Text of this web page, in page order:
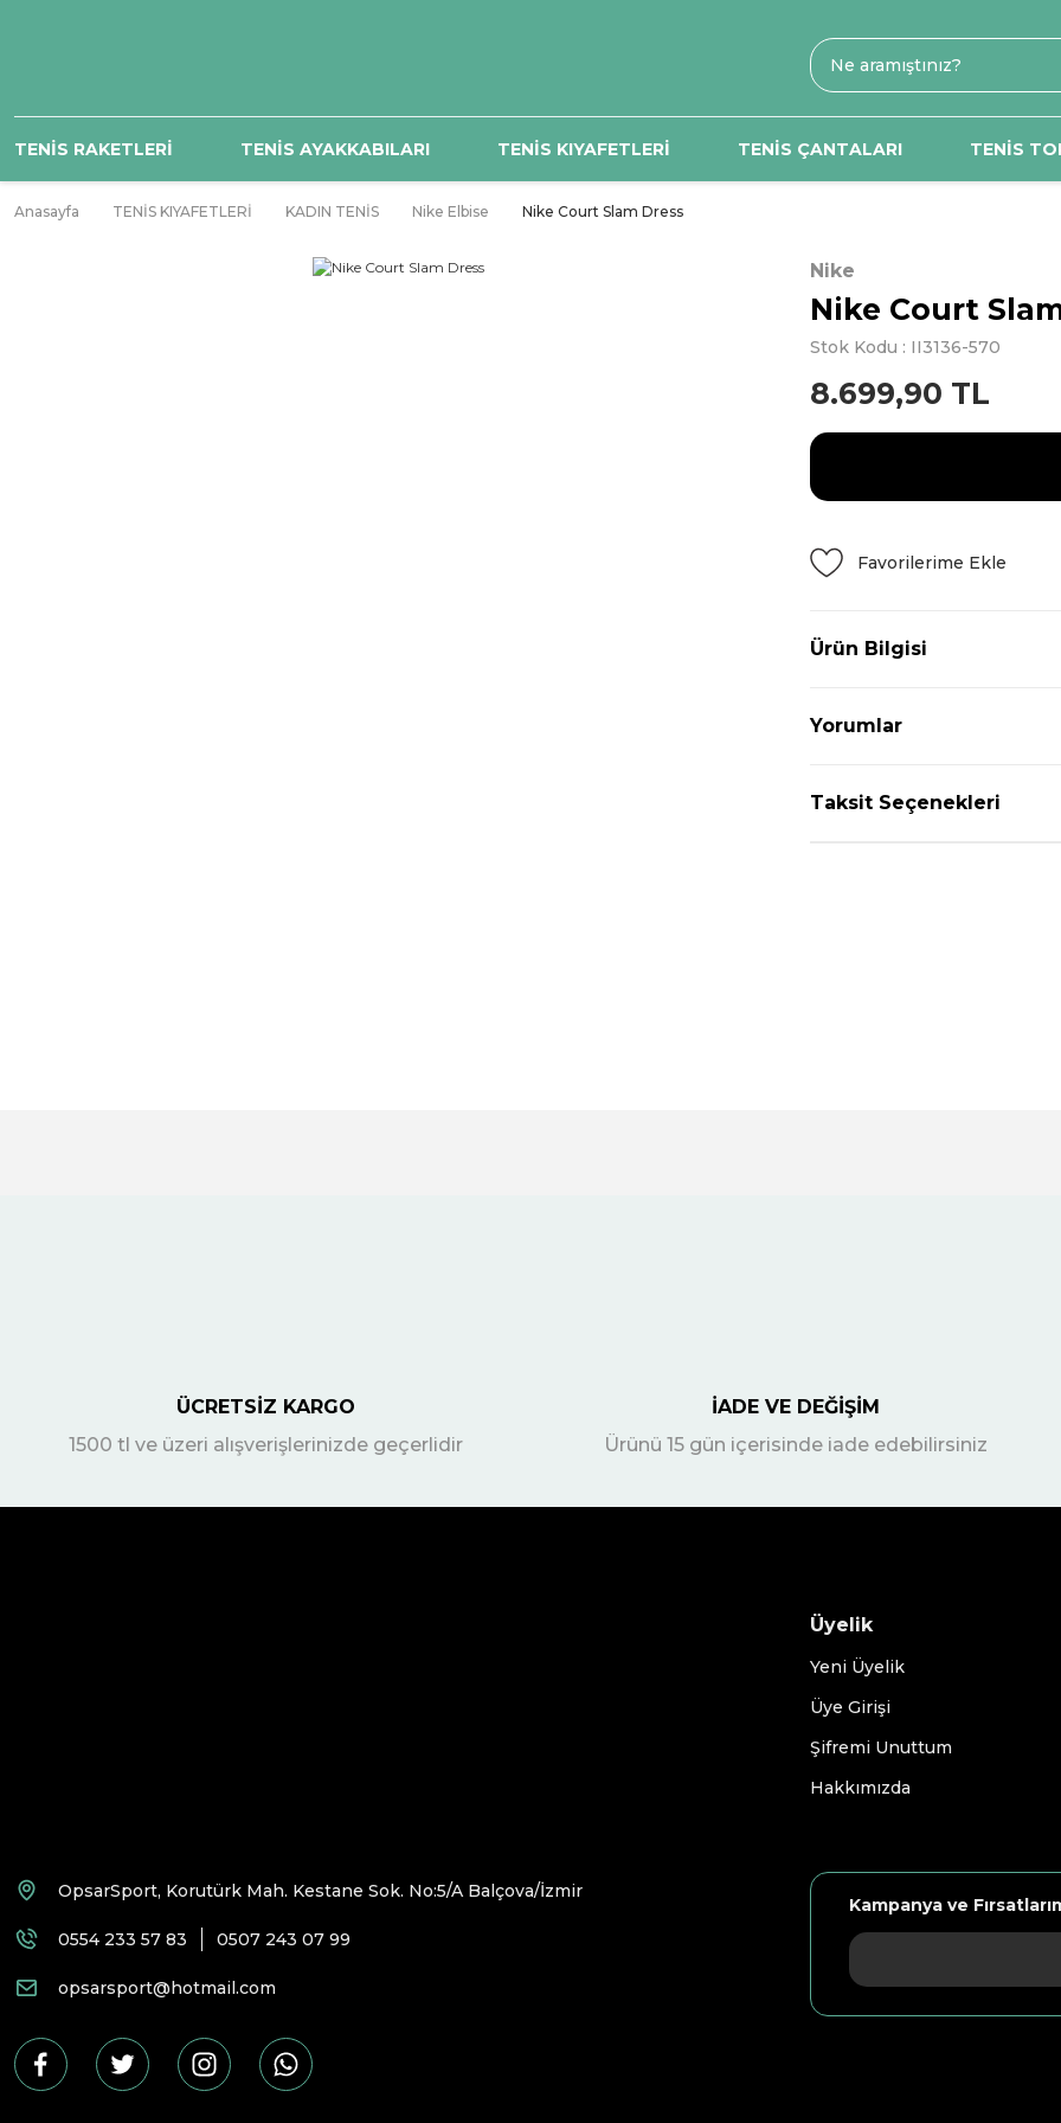
TENİS RAKETLERİ TENİS AYAKKABILARI TENİS KIYAFETLERİ TENİS ÇANTALARI TENİS
Anasayfa TENİS KIYAFETLERİ KADIN TENİS Nike Elbise Nike Court Slam Dress
Nike
Nike Court
Stok Kodu : II3136-570
8.699,90 TL
Ürün Bilgisi
Yorumlar
Taksit Seçenekleri
ÜCRETSİZ KARGO
1500 tl ve üzeri alışverişlerinizde geçerlidir
İADE VE DEĞİŞİM
Ürünü 15 gün içerisinde iade edebilirsiniz
OpsarSport, Korutürk Mah. Kestane Sok. No:5/A Balçova/İzmir
0554 233 57 83 0507 243 07 99
opsarsport@hotmail.com
Üyelik
Yeni Üyelik
Üye Girişi
Şifremi Unuttum
Hakkımızda
Kampanya ve